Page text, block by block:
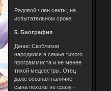
Рядовой член секты, на
испытательном сроке
5. Биография
Денис Скобликов
народился в семье тихого
программиста и не менее
тихой медсестры. Отец
даже осознал наличие
сына похоже не сразу -